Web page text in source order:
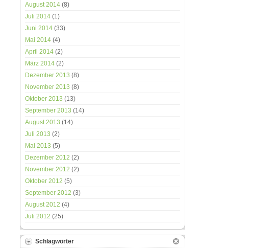
August 2014 (8)
Juli 2014 (1)
Juni 2014 (33)
Mai 2014 (4)
April 2014 (2)
März 2014 (2)
Dezember 2013 (8)
November 2013 (8)
Oktober 2013 (13)
September 2013 (14)
August 2013 (14)
Juli 2013 (2)
Mai 2013 (5)
Dezember 2012 (2)
November 2012 (2)
Oktober 2012 (5)
September 2012 (3)
August 2012 (4)
Juli 2012 (25)
Schlagwörter